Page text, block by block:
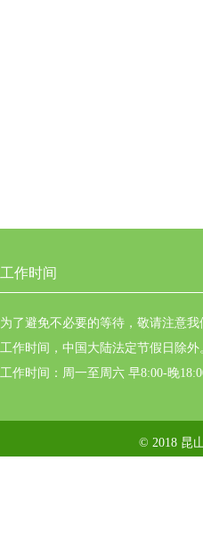
工作时间
为了避免不必要的等待，敬请注意
工作时间，中国大陆法定节假日除外
工作时间：周一至周六 早8:00-晚
© 2018 昆